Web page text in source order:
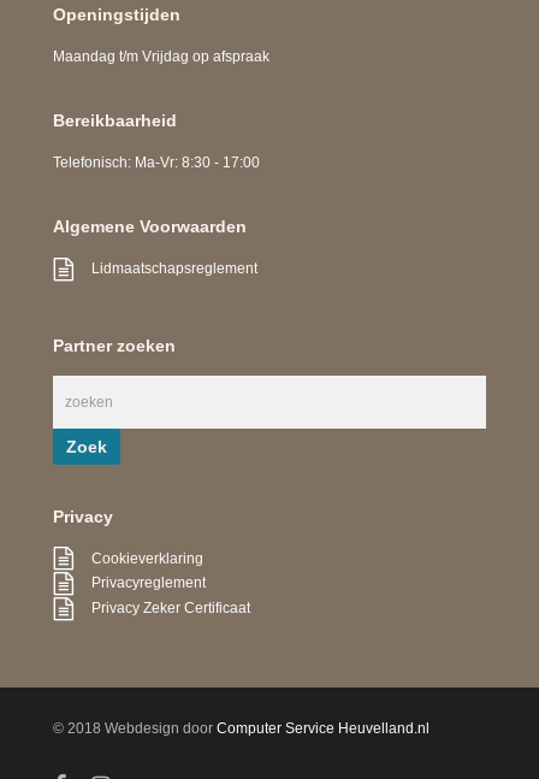
Openingstijden
Maandag t/m Vrijdag op afspraak
Bereikbaarheid
Telefonisch: Ma-Vr: 8:30 - 17:00
Algemene Voorwaarden
Lidmaatschapsreglement
Partner zoeken
Privacy
Cookieverklaring
Privacyreglement
Privacy Zeker Certificaat
© 2018 Webdesign doorComputer Service Heuvelland.nl